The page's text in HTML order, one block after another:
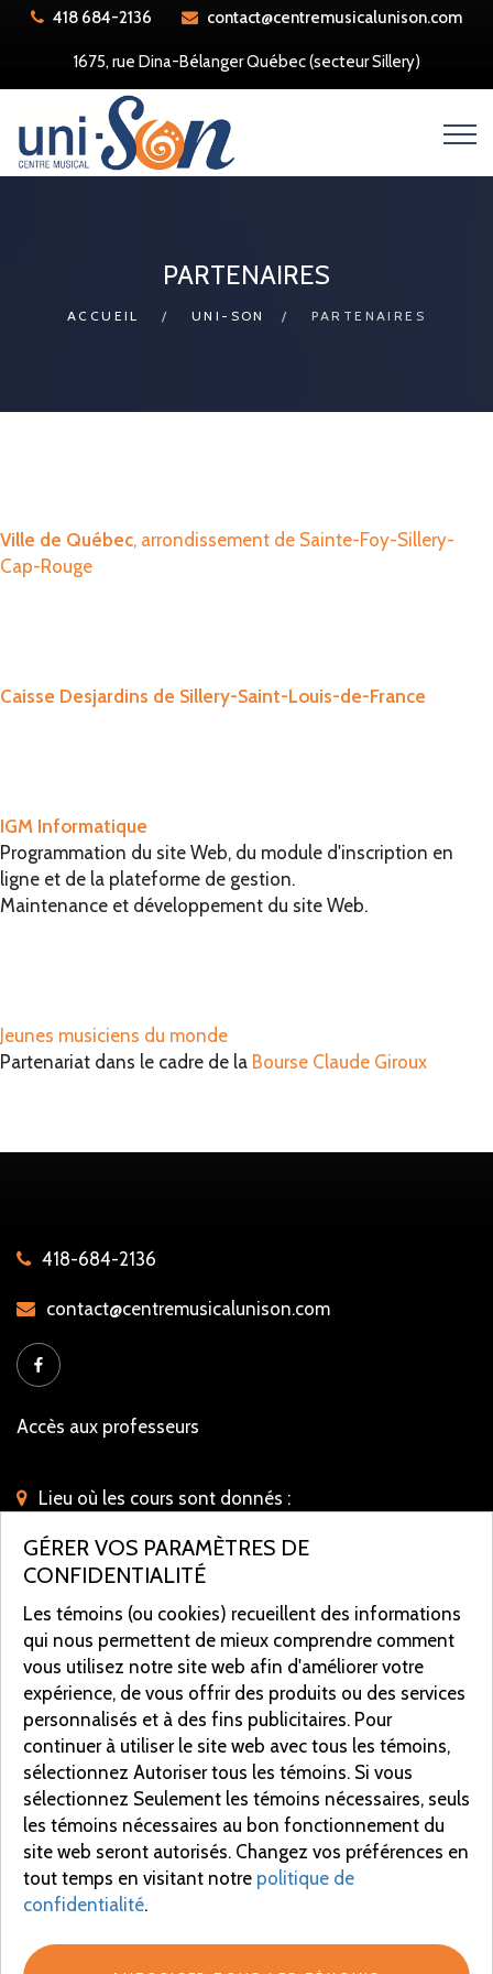
418 684-2136 contact@centremusicalunison.com
1675, rue Dina-Bélanger Québec (secteur Sillery)
PARTENAIRES
ACCUEIL UNI-SON PARTENAIRES
Ville de Québec, arrondissement de Sainte-Foy-Sillery-
Cap-Rouge
Caisse Desjardins de Sillery-Saint-Louis-de-France
IGM Informatique
Programmation du site Web, du module d'inscription en
ligne et de la plateforme de gestion.
Maintenance et développement du site Web.
Jeunes musiciens du monde
Partenariat dans le cadre de la Bourse Claude Giroux
418-684-2136
contact@centremusicalunison.com
Accès aux professeurs
Lieu où les cours sont donnés :
(derrière l'église St-Charles-Garnier)
1229, avenue du Chanoine-Morel Québec (Québec)
G1S 4B1
INSCRIVEZ-VOUS À NOTRE
INFOLETTRE
S'INSCRIRE
GÉRER VOS PARAMÈTRES DE
CONFIDENTIALITÉ
Les témoins (ou cookies) recueillent des informations
qui nous permettent de mieux comprendre comment
vous utilisez notre site web afin d'améliorer votre
expérience, de vous offrir des produits ou des services
personnalisés et à des fins publicitaires. Pour
continuer à utiliser le site web avec tous les témoins,
sélectionnez Autoriser tous les témoins. Si vous
sélectionnez Seulement les témoins nécessaires, seuls
les témoins nécessaires au bon fonctionnement du
site web seront autorisés. Changez vos préférences en
tout temps en visitant notre politique de
confidentialité.